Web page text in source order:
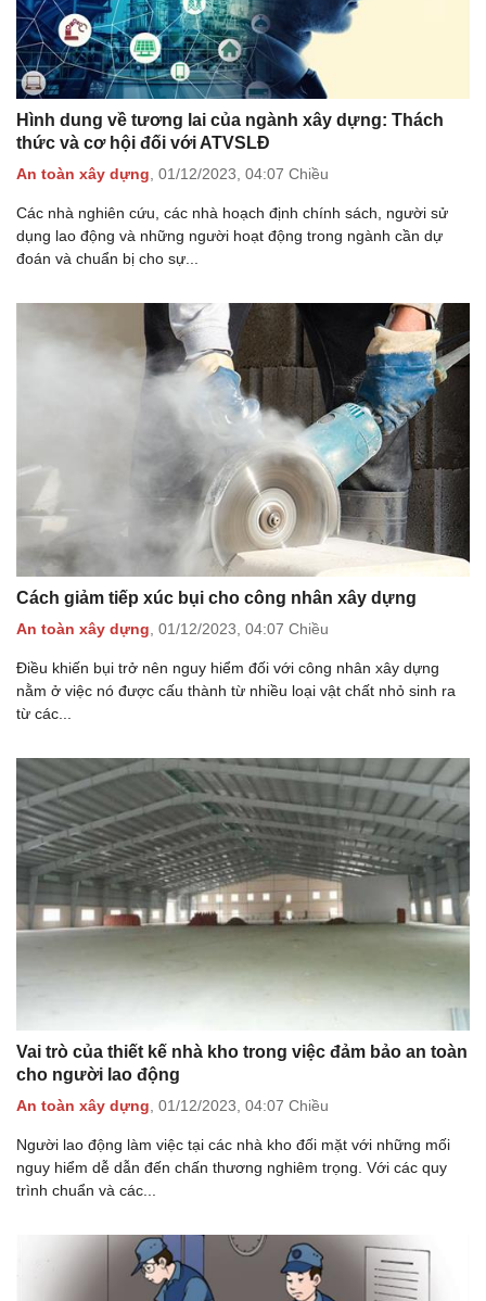
Hình dung về tương lai của ngành xây dựng: Thách
thức và cơ hội đối với ATVSLĐ
An toàn xây dựng 01/12/2023, 04:07 Chiều
Các nhà nghiên cứu, các nhà hoạch định chính sách, người sử
dụng lao động và những người hoạt động trong ngành cần dự
đoán và chuẩn bị cho sự...
Cách giảm tiếp xúc bụi cho công nhân xây dựng
An toàn xây dựng 01/12/2023, 04:07 Chiều
Điều khiến bụi trở nên nguy hiểm đối với công nhân xây dựng
nằm ở việc nó được cấu thành từ nhiều loại vật chất nhỏ sinh ra
từ các...
Vai trò của thiết kế nhà kho trong việc đảm bảo an toàn
cho người lao động
An toàn xây dựng, 01/12/2023, 04:07 Chiều
Người lao động làm việc tại các nhà kho đối mặt với những mối
nguy hiểm dễ dẫn đến chấn thương nghiêm trọng. Với các quy
trình chuẩn và các...